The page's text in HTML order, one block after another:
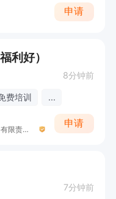
申请
利好）
8分钟前
费培训 ...
信阳市尘小兔互联网信息科技服务有限责任公司
申请
7分钟前